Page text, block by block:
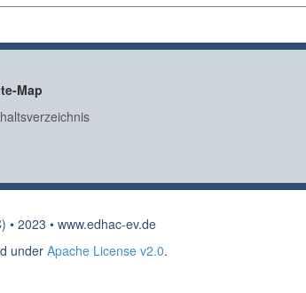
Map
2023 • www.edhac-ev.de
underApache License v2.0.